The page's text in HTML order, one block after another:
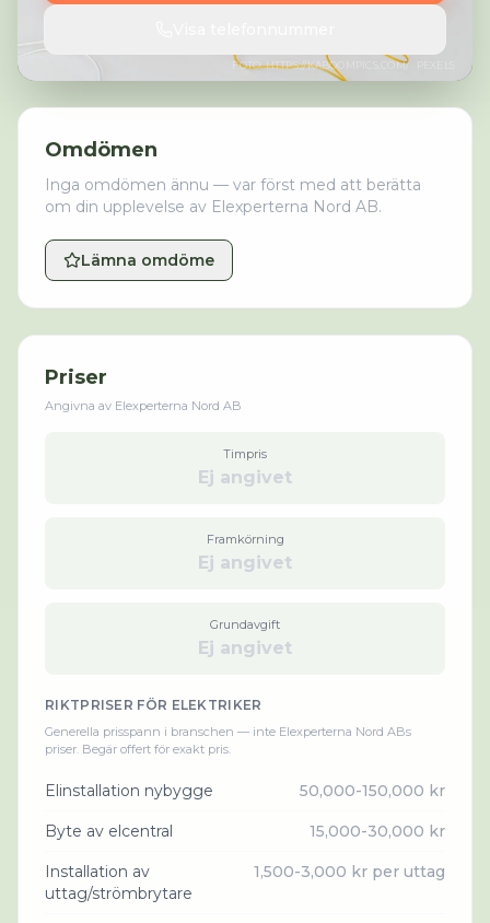
FOTO:HTTPS://KABOOMPICS.COM/· PEXELS
Omdömen
Inga omdömen ännu — var först med att berätta
om din upplevelse av Elexperterna Nord AB.
Lämna omdöme
Priser
Angivna av Elexperterna Nord AB
Timpris
Ej angivet
Framkörning
Ej angivet
Grundavgift
Ej angivet
RIKTPRISER FÖR ELEKTRIKER
Generella prisspann i branschen — inte Elexperterna Nord ABs
priser. Begär offert för exakt pris.
Elinstallation nybygge 50,000-150,000 kr
Byte av elcentral 15,000-30,000 kr
Installation av
uttag/strömbrytare
1,500-3,000 kr per uttag